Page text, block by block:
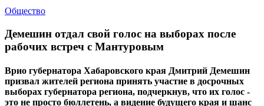
Общество
Демешин отдал свой голос на выборах после
рабочих встреч с Мантуровым
Врио губернатора Хабаровского края Дмитрий Демешин
призвал жителей региона принять участие в досрочных
выборах губернатора региона, подчеркнув, что их голос -
это не просто бюллетень, а видение будущего края и шанс